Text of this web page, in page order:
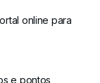
online para
e pontos